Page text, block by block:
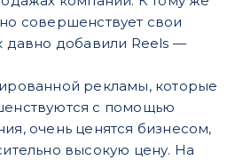
совершенствует свои
давно добавили Reels —
рекламы, которые
с помощью
очень ценятся бизнесом,
высокую цену. На